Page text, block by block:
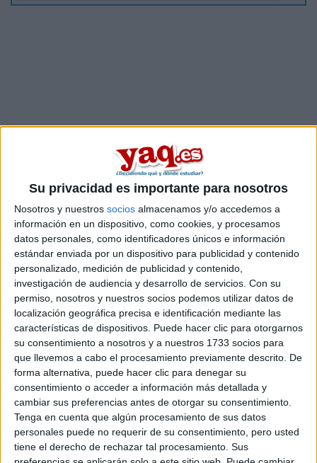
Su privacidad es importante para nosotros
Nosotros y nuestros socios almacenamos y/o accedemos a
información en un dispositivo, como cookies, y procesamos
datos personales, como identificadores únicos e información
estándar enviada por un dispositivo para publicidad y contenido
personalizado, medición de publicidad y contenido,
investigación de audiencia y desarrollo de servicios. Con su
permiso, nosotros y nuestros socios podemos utilizar datos de
localización geográfica precisa e identificación mediante las
características de dispositivos. Puede hacer clic para otorgarnos
su consentimiento a nosotros y a nuestros 1733 socios para
que llevemos a cabo el procesamiento previamente descrito. De
forma alternativa, puede hacer clic para denegar su
consentimiento o acceder a información más detallada y
cambiar sus preferencias antes de otorgar su consentimiento.
Tenga en cuenta que algún procesamiento de sus datos
personales puede no requerir de su consentimiento, pero usted
tiene el derecho de rechazar tal procesamiento. Sus
Estudios nombrados en este post
Estudiar Magisterio de Educación Primaria
Comentarios
10 de mayo, 2016 - 12:38 #2
Nuria Gonzalez
Desconectado